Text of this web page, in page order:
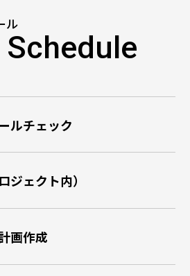
ル
Schedule
ルチェック
ジェクト内）
画作成